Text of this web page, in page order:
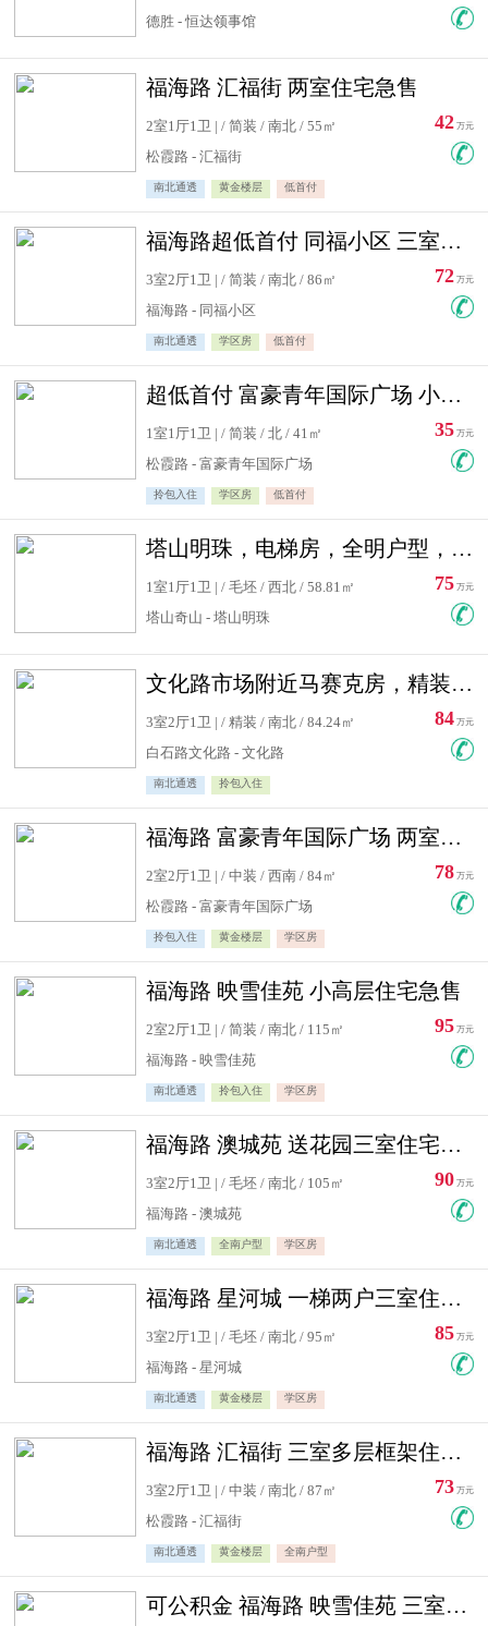
德胜 - 恒达领事馆
福海路 汇福街 两室住宅急售
2室1厅1卫 | / 简装 / 南北 / 55㎡
松霞路 - 汇福街
南北通透 黄金楼层 低首付
42 万元
福海路超低首付 同福小区 三室住宅急售
3室2厅1卫 | / 简装 / 南北 / 86㎡
福海路 - 同福小区
南北通透 学区房 低首付
72 万元
超低首付 富豪青年国际广场 小高层住宅急售
1室1厅1卫 | / 简装 / 北 / 41㎡
松霞路 - 富豪青年国际广场
拎包入住 学区房 低首付
35 万元
塔山明珠，电梯房，全明户型，视野好，毛坯房，看房有钥匙
1室1厅1卫 | / 毛坯 / 西北 / 58.81㎡
塔山奇山 - 塔山明珠
75 万元
文化路市场附近马赛克房，精装修三居室，南北通透，实用面积大
3室2厅1卫 | / 精装 / 南北 / 84.24㎡
白石路文化路 - 文化路
南北通透 拎包入住
84 万元
福海路 富豪青年国际广场 两室住宅急售
2室2厅1卫 | / 中装 / 西南 / 84㎡
松霞路 - 富豪青年国际广场
拎包入住 黄金楼层 学区房
78 万元
福海路 映雪佳苑 小高层住宅急售
2室2厅1卫 | / 简装 / 南北 / 115㎡
福海路 - 映雪佳苑
南北通透 拎包入住 学区房
95 万元
福海路 澳城苑 送花园三室住宅急售
3室2厅1卫 | / 毛坯 / 南北 / 105㎡
福海路 - 澳城苑
南北通透 全南户型 学区房
90 万元
福海路 星河城 一梯两户三室住宅急售
3室2厅1卫 | / 毛坯 / 南北 / 95㎡
福海路 - 星河城
南北通透 黄金楼层 学区房
85 万元
福海路 汇福街 三室多层框架住宅急售
3室2厅1卫 | / 中装 / 南北 / 87㎡
松霞路 - 汇福街
南北通透 黄金楼层 全南户型
73 万元
可公积金 福海路 映雪佳苑 三室住宅急售送小棚